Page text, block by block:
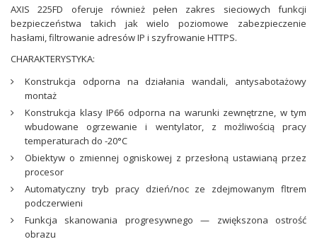
AXIS 225FD oferuje również pełen zakres sieciowych funkcji
bezpieczeństwa takich jak wielo poziomowe zabezpieczenie
hasłami, filtrowanie adresów IP i szyfrowanie HTTPS.
CHARAKTERYSTYKA:
Konstrukcja odporna na działania wandali, antysabotażowy
montaż
Konstrukcja klasy IP66 odporna na warunki zewnętrzne, w tym
wbudowane ogrzewanie i wentylator, z możliwością pracy
temperaturach do -20°C
Obiektyw o zmiennej ogniskowej z przesłoną ustawianą przez
procesor
Automatyczny tryb pracy dzień/noc ze zdejmowanym fltrem
podczerwieni
Funkcja skanowania progresywnego — zwiększona ostrość
obrazu